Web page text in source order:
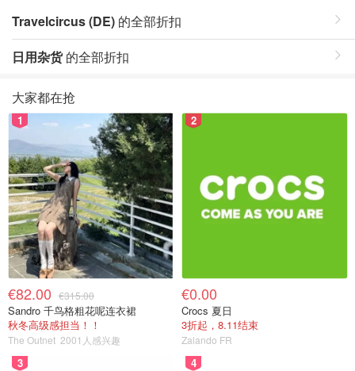
Travelcircus (DE) 的全部折扣
日用杂货的全部折扣
大家都在抢
1
€82.00 €315.00
Sandro 千鸟格粗花呢连衣裙
秋冬高级感担当！！
The Outnet 2001人感兴趣
2
€0.00
Crocs 夏日
3折起，8.11结束
Zalando FR
3 4